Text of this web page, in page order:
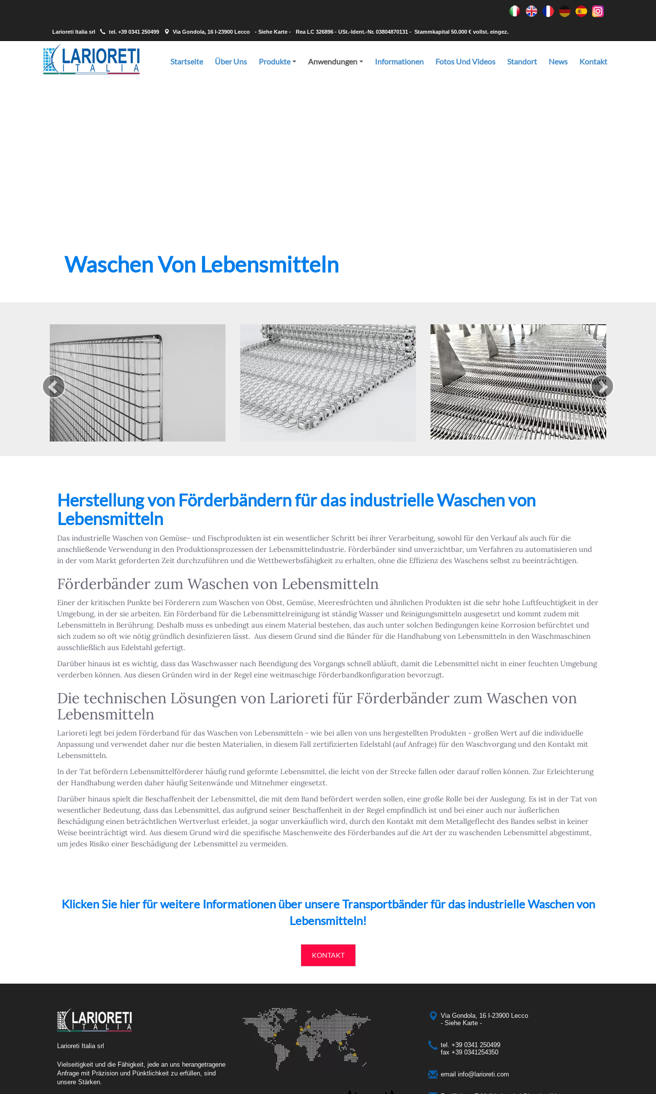
Larioreti Italia srl tel. +39 0341 250499 Via Gondola, 16 I-23900 Lecco - Siehe Karte - Rea LC 326896 - USt.-Ident.-Nr. 03804870131 - Stammkapital 50.000 € vollst. eingez.
Startseite
Über Uns
Produkte
Anwendungen Informationen Fotos Und Videos Standort News Kontakt
Waschen Von Lebensmitteln
Herstellung von Förderbändern für das industrielle Waschen von
Lebensmitteln
Das industrielle Waschen von Gemüse- und Fischprodukten ist ein wesentlicher Schritt bei ihrer Verarbeitung, sowohl für den Verkauf als auch für die
anschließende Verwendung in den Produktionsprozessen der Lebensmittelindustrie. Förderbänder sind unverzichtbar, um Verfahren zu automatisieren und
in der vom Markt geforderten Zeit durchzuführen und die Wettbewerbsfähigkeit zu erhalten, ohne die Effizienz des Waschens selbst zu beeinträchtigen.
Förderbänder zum Waschen von Lebensmitteln
Einer der kritischen Punkte bei Förderern zum Waschen von Obst, Gemüse, Meeresfrüchten und ähnlichen Produkten ist die sehr hohe Luftfeuchtigkeit in der
Umgebung, in der sie arbeiten. Ein Förderband für die Lebensmittelreinigung ist ständig Wasser und Reinigungsmitteln ausgesetzt und kommt zudem mit
Lebensmitteln in Berührung. Deshalb muss es unbedingt aus einem Material bestehen, das auch unter solchen Bedingungen keine Korrosion befürchtet und
sich zudem so oft wie nötig gründlich desinfizieren lässt. Aus diesem Grund sind die Bänder für die Handhabung von Lebensmitteln in den Waschmaschinen
ausschließlich aus Edelstahl gefertigt.
Darüber hinaus ist es wichtig, dass das Waschwasser nach Beendigung des Vorgangs schnell abläuft, damit die Lebensmittel nicht in einer feuchten Umgebung
verderben können. Aus diesen Gründen wird in der Regel eine weitmaschige Förderbandkonfiguration bevorzugt.
Die technischen Lösungen von Larioreti für Förderbänder zum Waschen von
Lebensmitteln
Larioreti legt bei jedem Förderband für das Waschen von Lebensmitteln - wie bei allen von uns hergestellten Produkten - großen Wert auf die individuelle
Anpassung und verwendet daher nur die besten Materialien, in diesem Fall zertifizierten Edelstahl (auf Anfrage) für den Waschvorgang und den Kontakt mit
Lebensmitteln.
In der Tat befördern Lebensmittelförderer häufig rund geformte Lebensmittel, die leicht von der Strecke fallen oder darauf rollen können. Zur Erleichterung
der Handhabung werden daher häufig Seitenwände und Mitnehmer eingesetzt.
Darüber hinaus spielt die Beschaffenheit der Lebensmittel, die mit dem Band befördert werden sollen, eine große Rolle bei der Auslegung. Es ist in der Tat von
wesentlicher Bedeutung, dass das Lebensmittel, das aufgrund seiner Beschaffenheit in der Regel empfindlich ist und bei einer auch nur äußerlichen
Beschädigung einen beträchtlichen Wertverlust erleidet, ja sogar unverkäuflich wird, durch den Kontakt mit dem Metallgeflecht des Bandes selbst in keiner
Weise beeinträchtigt wird. Aus diesem Grund wird die spezifische Maschenweite des Förderbandes auf die Art der zu waschenden Lebensmittel abgestimmt,
um jedes Risiko einer Beschädigung der Lebensmittel zu vermeiden.
Klicken Sie hier für weitere Informationen über unsere Transportbänder für das industrielle Waschen von
Lebensmitteln!
KONTAKT
Larioreti Italia srl
Vielseitigkeit und die Fähigkeit, jede an uns herangetragene
Anfrage mit Präzision und Pünktlichkeit zu erfüllen, sind
unsere Stärken.
Via Gondola, 16 I-23900 Lecco
- Siehe Karte -
tel. +39 0341 250499
fax +39 0341254350
email info@larioreti.com